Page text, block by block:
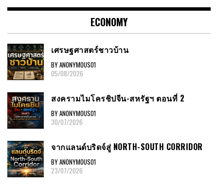
ECONOMY
เศรษฐศาสตร์ชาวบ้าน
BY ANONYMOUS01
05/08/2026
สงครามไมโครชิปจีน-สหรัฐฯ ตอนที่ 2
BY ANONYMOUS01
30/07/2026
จากแลนด์บริดจ์สู่ NORTH-SOUTH CORRIDOR
BY ANONYMOUS01
23/07/2026